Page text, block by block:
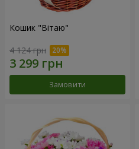
Кошик "Вітаю"
4 124 грн
Замовити